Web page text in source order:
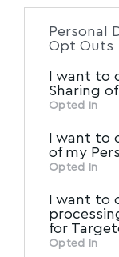
of the
of
information
Participants
other third
Personal
Opt Outs
I want to
Sharing
Opted In
I want to
of my
Opted In
I want to
for
Opted In